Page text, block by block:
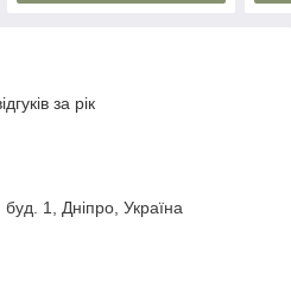
за рік
1, Дніпро, Україна